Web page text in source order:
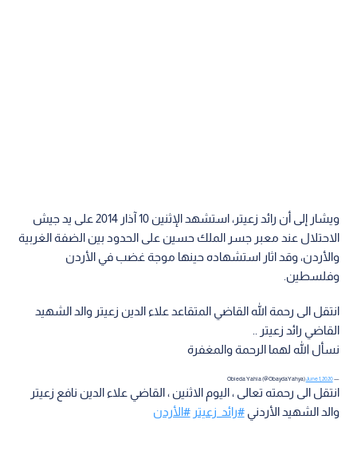
ويشار إلى أن رائد زعيتر، استشهد الإثنين 10 آذار 2014 على يد جيش
الاحتلال عند معبر جسر الملك حسين على الحدود بين الضفة الغربية
والأردن، وقد اثار استشهاده حينها موجة غضب في الأردن
وفلسطين.
انتقل الى رحمة الله القاضي المتقاعد علاء الدين زعيتر والد الشهيد
القاضي رائد زعيتر ..
نسأل الله لهما الرحمة والمغفرة
— Obieda Yahia (@ObaydaYahya)
June 1, 2020
انتقل الى رحمته تعالى ، اليوم الاثنين ، القاضي علاء الدين نافع زعيتر
والد الشهيد الأردني#رائد_زعيتر #الأردن